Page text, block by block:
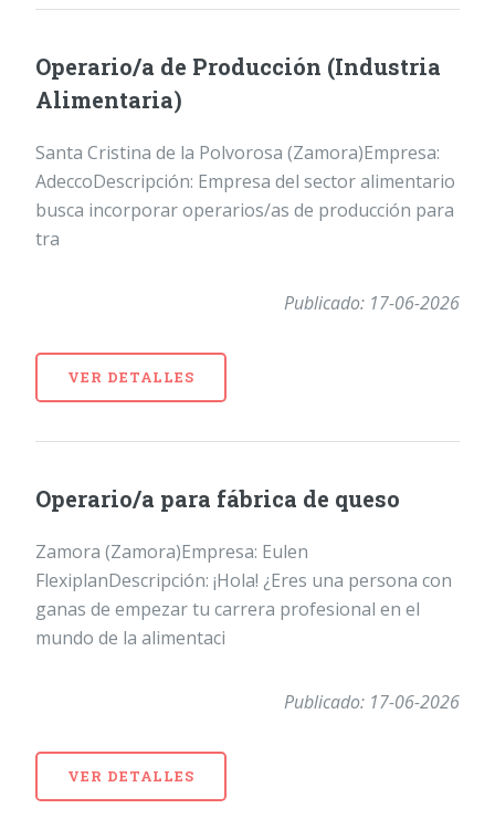
Operario/a de Producción (Industria
Alimentaria)
Santa Cristina de la Polvorosa (Zamora)Empresa:
AdeccoDescripción: Empresa del sector alimentario
busca incorporar operarios/as de producción para
tra
Publicado: 17-06-2026
VER DETALLES
Operario/a para fábrica de queso
Zamora (Zamora)Empresa: Eulen
FlexiplanDescripción: ¡Hola! ¿Eres una persona con
ganas de empezar tu carrera profesional en el
mundo de la alimentaci
Publicado: 17-06-2026
VER DETALLES